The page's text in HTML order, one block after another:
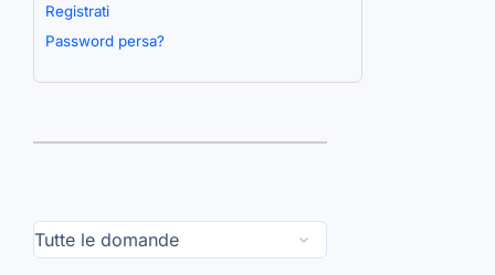
Registrati
Password persa?